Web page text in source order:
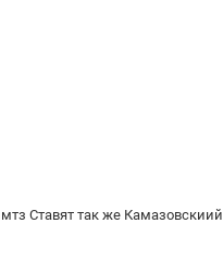
Ставят так же Камазовскиий